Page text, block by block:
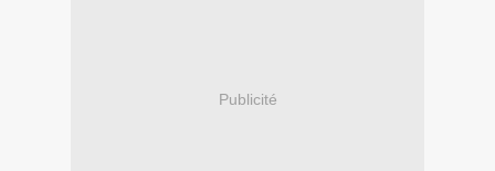
Publicité